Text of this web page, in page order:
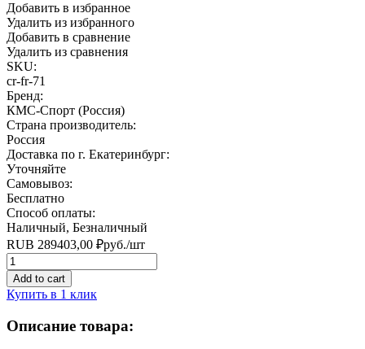
Добавить в избранное
Удалить из избранного
Добавить в сравнение
Удалить из сравнения
SKU:
cr-fr-71
Бренд:
КМС-Спорт (Россия)
Страна производитель:
Россия
Доставка по г. Екатеринбург:
Уточняйте
Самовывоз:
Бесплатно
Способ оплаты:
Наличный, Безналичный
RUB 289403,00 ₽руб./шт
Quantity
Add to cart
Купить в 1 клик
Описание товара: